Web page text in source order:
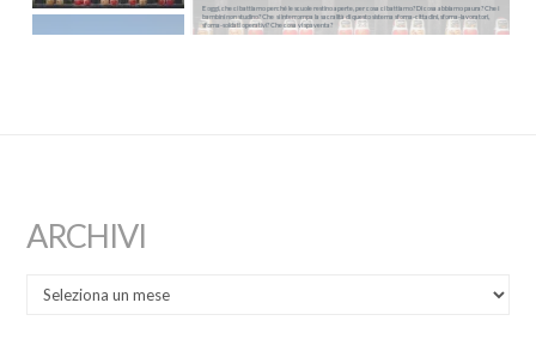
E oggi, che ci battiamo perché le scuole restino aperte, per cosa ci battiamo? Di cosa abbiamo paura? Che i
bambini non studino? Che si interrompa la sacralità di questo sistema sforna-cittadini, sforna-lavoratori,
sforna-soldati operativi? Che cosa vi spaventa?
ARCHIVI